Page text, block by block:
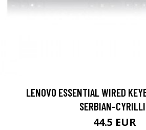
LENOVO ESSENTIAL WIRED
SERBIAN-
44.5 EUR